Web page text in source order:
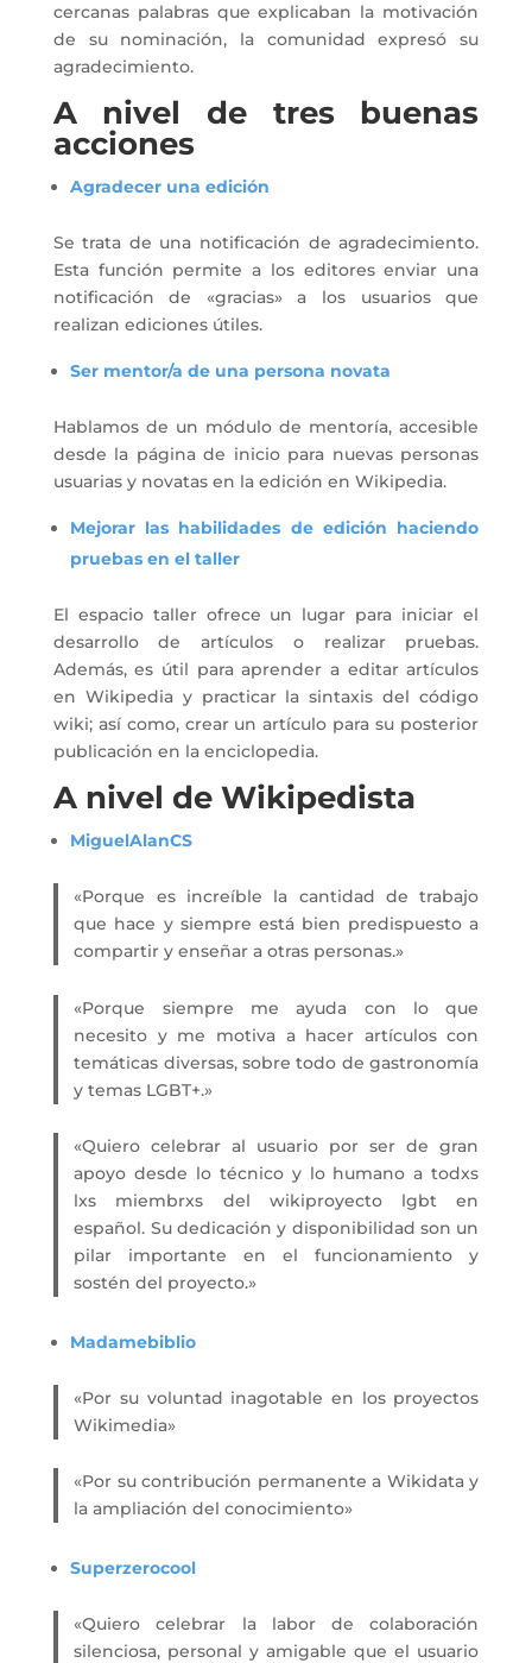
cercanas palabras que explicaban la motivación
de su nominación, la comunidad expresó su
agradecimiento.
A nivel de tres buenas
acciones
Agradecer una edición
Se trata de una notificación de agradecimiento.
Esta función permite a los editores enviar una
notificación de «gracias» a los usuarios que
realizan ediciones útiles.
Ser mentor/a de una persona novata
Hablamos de un módulo de mentoría, accesible
desde la página de inicio para nuevas personas
usuarias y novatas en la edición en Wikipedia.
Mejorar las habilidades de edición haciendo
pruebas en el taller
El espacio taller ofrece un lugar para iniciar el
desarrollo de artículos o realizar pruebas.
Además, es útil para aprender a editar artículos
en Wikipedia y practicar la sintaxis del código
wiki; así como, crear un artículo para su posterior
publicación en la enciclopedia.
A nivel de Wikipedista
MiguelAlanCS
«Porque es increíble la cantidad de trabajo
que hace y siempre está bien predispuesto a
compartir y enseñar a otras personas.»
«Porque siempre me ayuda con lo que
necesito y me motiva a hacer artículos con
temáticas diversas, sobre todo de gastronomía
y temas LGBT+.»
«Quiero celebrar al usuario por ser de gran
apoyo desde lo técnico y lo humano a todxs
lxs miembrxs del wikiproyecto lgbt en
español. Su dedicación y disponibilidad son un
pilar importante en el funcionamiento y
sostén del proyecto.»
Madamebiblio
«Por su voluntad inagotable en los proyectos
Wikimedia»
«Por su contribución permanente a Wikidata y
la ampliación del conocimiento»
Superzerocool
«Quiero celebrar la labor de colaboración
silenciosa, personal y amigable que el usuario